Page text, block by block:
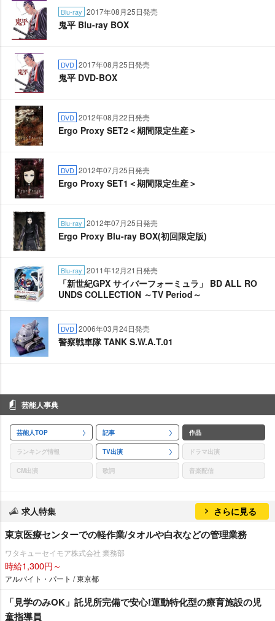
Blu-ray 2017年08月25日発売
鬼平 Blu-ray BOX
DVD 2017年08月25日発売
鬼平 DVD-BOX
DVD 2012年08月22日発売
Ergo Proxy SET2＜期間限定生産＞
DVD 2012年07月25日発売
Ergo Proxy SET1＜期間限定生産＞
Blu-ray 2012年07月25日発売
Ergo Proxy Blu-ray BOX(初回限定版)
Blu-ray 2011年12月21日発売
「新世紀GPX サイバーフォーミュラ」 BD ALL RO
UNDS COLLECTION ～TV Period～
DVD 2006年03月24日発売
警察戦車隊 TANK S.W.A.T.01
芸能人事典
芸能人TOP 記事 作品
ランキング情報 TV出演 ドラマ出演
CM出演 歌詞 音楽配信
求人特集 さらに見る
東京医療センターでの軽作業/タオルや白衣などの管理業務
ワタキューセイモア株式会社 業務部
時給1,300円～
アルバイト・パート / 東京都
「見学のみOK」託児所完備で安心!運動特化型の療育施設の児
童指導員